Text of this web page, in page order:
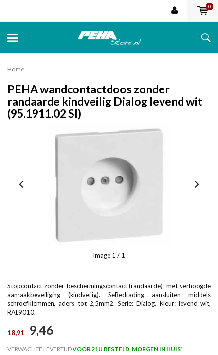
0
Home
PEHA wandcontactdoos zonder
randaarde kindveilig Dialog levend wit
(95.1911.02 SI)
Image 1 / 1
Stopcontact zonder beschermingscontact (randaarde), met verhoogde
aanraakbeveiliging (kindveilig). SeBedrading aansluiten middels
schroefklemmen, aders tot 2,5mm2. Serie: Dialog. Kleur: levend wit,
RAL9010.
18,91 9,46
VERWACHTE LEVERTIJDVOOR 21U BESTELD, MORGEN IN HUIS*